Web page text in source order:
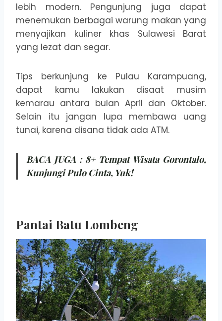
lebih modern. Pengunjung juga dapat
menemukan berbagai warung makan yang
menyajikan kuliner khas Sulawesi Barat
yang lezat dan segar.
Tips berkunjung ke Pulau Karampuang,
dapat kamu lakukan disaat musim
kemarau antara bulan April dan Oktober.
Selain itu jangan lupa membawa uang
tunai, karena disana tidak ada ATM.
BACA JUGA : 8+ Tempat Wisata Gorontalo,
Kunjungi Pulo Cinta, Yuk!
Pantai Batu Lombeng